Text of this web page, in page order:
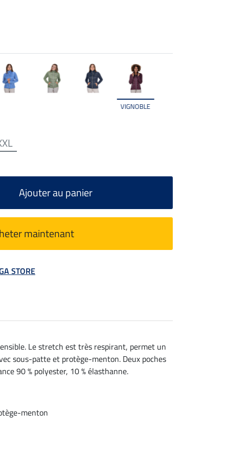
VIGNOBLE
Ajouter au panier
maintenant
STORE
Le stretch est très respirant, permet un
sous-patte et protège-menton. Deux poches
90 % polyester, 10 % élasthanne.
menton